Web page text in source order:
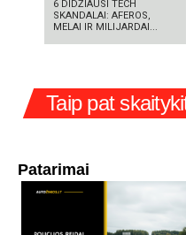
6 DIDŽIAUSI TECH
SKANDALAI: AFEROS,
MELAI IR MILIJARDAI...
Taip pat
Patarimai